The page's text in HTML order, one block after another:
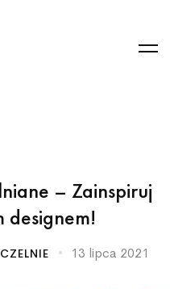
– Zainspiruj
designem!
13 lipca 2021